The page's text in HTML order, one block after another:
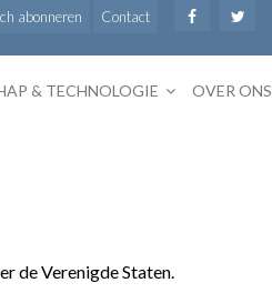
abonneren Contact
& TECHNOLOGIE OVER ONS
de Verenigde Staten.